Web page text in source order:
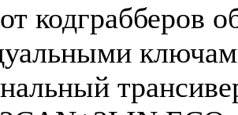
кодграбберов